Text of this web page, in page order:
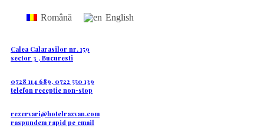
Română English
Calea Calarasilor nr. 159
sector 3 , Bucuresti
0728 114 689, 0722 550 139
telefon receptie non-stop
rezervari@hotelrazvan.com
raspundem rapid pe email